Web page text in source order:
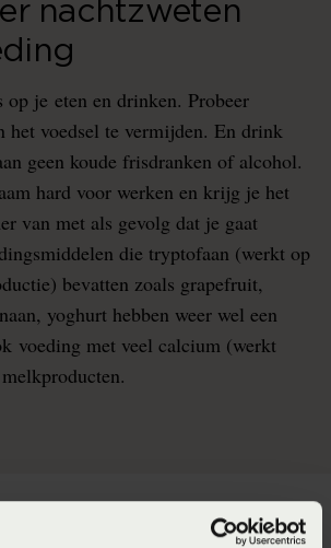
nachtzweten
op je eten en drinken. Probeer
het voedsel te vermijden. En drink
geen koude frisdranken of alcohol.
hard voor werken en krijg je het
van met als gevolg dat je gaat
die tryptofaan (werkt op
bevatten zoals grapefruit,
yoghurt hebben weer wel een
voeding met veel calcium (werkt